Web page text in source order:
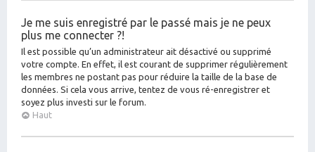
Je me suis enregistré par le passé mais je ne peux
plus me connecter ?!
Il est possible qu’un administrateur ait désactivé ou supprimé
votre compte. En effet, il est courant de supprimer régulièrement
les membres ne postant pas pour réduire la taille de la base de
données. Si cela vous arrive, tentez de vous ré-enregistrer et
soyez plus investi sur le forum.
Haut